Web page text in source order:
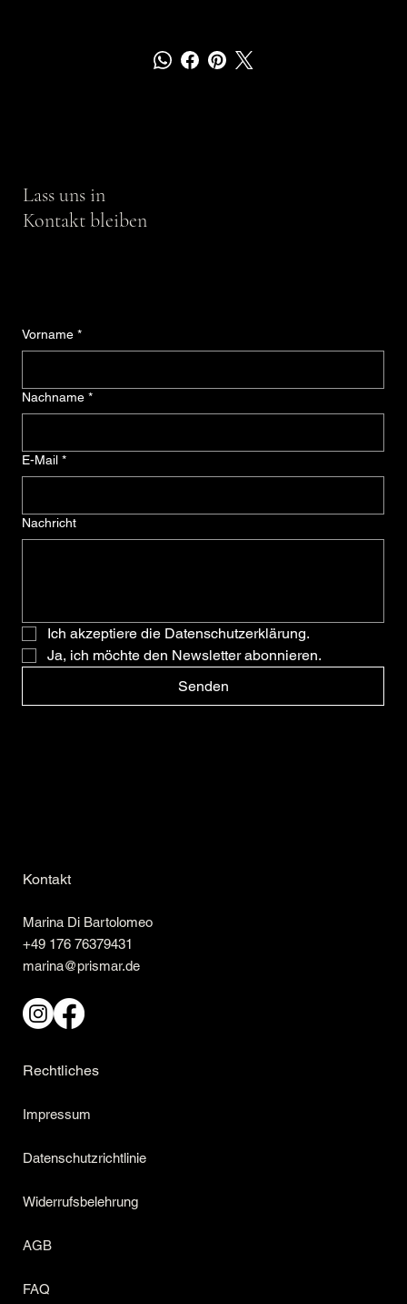
Lass uns in
Kontakt bleiben
Vorname *
Nachname *
E-Mail *
Nachricht
Ich akzeptiere die Datenschutzerklärung.
Ja, ich möchte den Newsletter abonnieren.
Senden
Kontakt
Marina Di Bartolomeo
+49 176 76379431
marina@prismar.de
Rechtliches
Impressum
Datenschutzrichtlinie
Widerrufsbelehrung
AGB
FAQ